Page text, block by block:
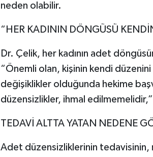
neden olabilir.
“HER KADININ DÖNGÜSÜ
Dr. Çelik, her kadının adet
“Önemli olan, kişinin kendi
değişiklikler olduğunda hekime
düzensizlikler, ihmal
TEDAVİ ALTTA YATAN NEDENE
Adet düzensizliklerinin